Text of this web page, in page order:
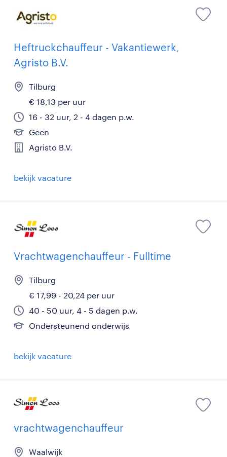
Heftruckchauffeur - Vakantiewerk,
Agristo B.V.
Tilburg
€ 18,13 per uur
16 - 32 uur, 2 - 4 dagen p.w.
Geen
Agristo B.V.
bekijk vacature
Vrachtwagenchauffeur - Fulltime
Tilburg
€ 17,99 - 20,24 per uur
40 - 50 uur, 4 - 5 dagen p.w.
Ondersteunend onderwijs
bekijk vacature
vrachtwagenchauffeur
Waalwijk